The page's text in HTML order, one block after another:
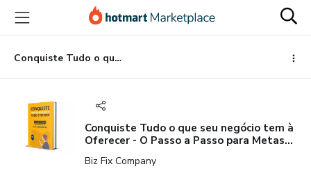
para
conteúdo
principal
para
pagamento
para
rodapé
Conquiste Tudo o que seu negócio tem à Oferecer - O Passo a Passo para Metas de Alta Performance
Conquiste Tudo o que seu negócio tem à
Oferecer - O Passo a Passo para Metas
Biz Fix Company